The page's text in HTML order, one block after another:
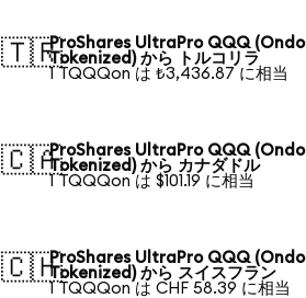
🇹🇷ProShares UltraPro QQQ (Ondo
Tokenized) から トルコリラ
1 TQQQon は ₺3,436.87 に相当
🇨🇦ProShares UltraPro QQQ (Ondo
Tokenized) から カナダドル
1 TQQQon は $101.19 に相当
🇨🇭ProShares UltraPro QQQ (Ondo
Tokenized) から スイスフラン
1 TQQQon は CHF 58.39 に相当